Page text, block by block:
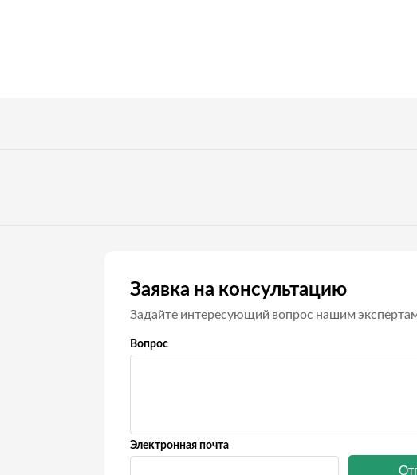
Заявка на консультацию
Задайте интересующий вопрос нашим
Вопрос
Электронная почта